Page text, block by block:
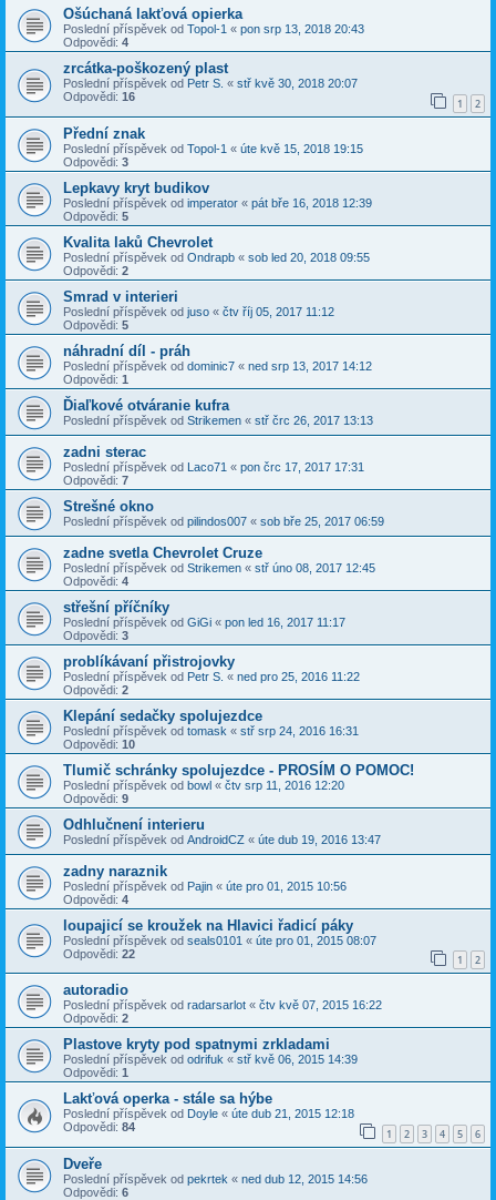
Ošúchaná lakťová opierka
Poslední příspěvek od Topol-1 « pon srp 13, 2018 20:43
Odpovědi: 4
zrcátka-poškozený plast
Poslední příspěvek od Petr S. « stř kvě 30, 2018 20:07
Odpovědi: 16 1 2
Přední znak
Poslední příspěvek od Topol-1 « úte kvě 15, 2018 19:15
Odpovědi: 3
Lepkavy kryt budikov
Poslední příspěvek od imperator « pát bře 16, 2018 12:39
Odpovědi: 5
Kvalita laků Chevrolet
Poslední příspěvek od Ondrapb « sob led 20, 2018 09:55
Odpovědi: 2
Smrad v interieri
Poslední příspěvek od juso « čtv říj 05, 2017 11:12
Odpovědi: 5
náhradní díl - práh
Poslední příspěvek od dominic7 « ned srp 13, 2017 14:12
Odpovědi: 1
Ďiaľkové otváranie kufra
Poslední příspěvek od Strikemen « stř črc 26, 2017 13:13
zadni sterac
Poslední příspěvek od Laco71 « pon črc 17, 2017 17:31
Odpovědi: 7
Strešné okno
Poslední příspěvek od pilindos007 « sob bře 25, 2017 06:59
zadne svetla Chevrolet Cruze
Poslední příspěvek od Strikemen « stř úno 08, 2017 12:45
Odpovědi: 4
střešní příčníky
Poslední příspěvek od GiGi « pon led 16, 2017 11:17
Odpovědi: 3
problíkávaní přistrojovky
Poslední příspěvek od Petr S. « ned pro 25, 2016 11:22
Odpovědi: 2
Klepání sedačky spolujezdce
Poslední příspěvek od tomask « stř srp 24, 2016 16:31
Odpovědi: 10
Tlumič schránky spolujezdce - PROSÍM O POMOC!
Poslední příspěvek od bowl « čtv srp 11, 2016 12:20
Odpovědi: 9
Odhlučnení interieru
Poslední příspěvek od AndroidCZ « úte dub 19, 2016 13:47
zadny naraznik
Poslední příspěvek od Pajin « úte pro 01, 2015 10:56
Odpovědi: 4
loupajicí se kroužek na Hlavici řadicí páky
Poslední příspěvek od seals0101 « úte pro 01, 2015 08:07
Odpovědi: 22 1 2
autoradio
Poslední příspěvek od radarsarlot « čtv kvě 07, 2015 16:22
Odpovědi: 2
Plastove kryty pod spatnymi zrkladami
Poslední příspěvek od odrifuk « stř kvě 06, 2015 14:39
Odpovědi: 1
Lakťová operka - stále sa hýbe
Poslední příspěvek od Doyle « úte dub 21, 2015 12:18
Odpovědi: 84 1 2 3 4 5 6
Dveře
Poslední příspěvek od pekrtek « ned dub 12, 2015 14:56
Odpovědi: 6